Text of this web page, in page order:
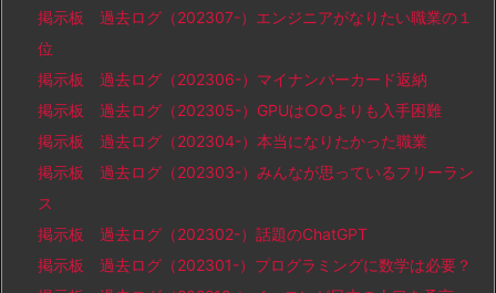
掲示板 過去ログ（202307-）エンジニアがなりたい職業の１
位
掲示板 過去ログ（202306-）マイナンバーカード返納
掲示板 過去ログ（202305-）GPUは○○よりも入手困難
掲示板 過去ログ（202304-）本当になりたかった職業
掲示板 過去ログ（202303-）みんなが思っているフリーラン
ス
掲示板 過去ログ（202302-）話題のChatGPT
掲示板 過去ログ（202301-）プログラミングに数学は必要？